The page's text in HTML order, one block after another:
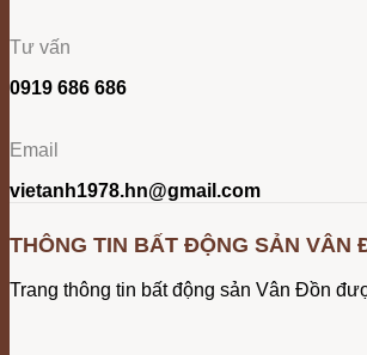
Tư vấn
0919 686 686
Email
vietanh1978.hn@gmail.com
THÔNG TIN BẤT ĐỘNG SẢN VÂN
Trang thông tin bất động sản Vân Đồn